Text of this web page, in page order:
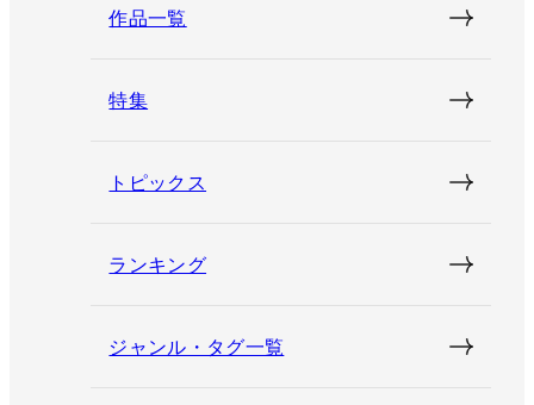
作品一覧
特集
トピックス
ランキング
ジャンル・タグ一覧